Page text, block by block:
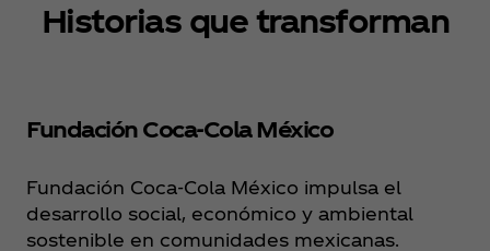
Historias que transforman
Fundación Coca‑Cola México
Fundación Coca‑Cola México impulsa el
desarrollo social, económico y ambiental
sostenible en comunidades mexicanas.